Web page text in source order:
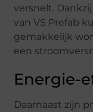
versnelt.
van VS Prefab
gemakkelijk
een
Energie-
Daarnaast zijn